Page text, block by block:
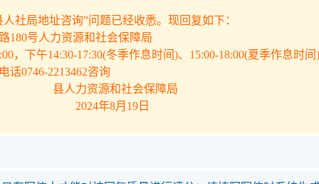
局地址咨询”问题已经收悉。现回复如下：
号人力资源和社会保障局
下午14:30-17:30(冬季作息时间)、15:00-18:00(夏季作息时
0746-2213462咨询
和社会保障局
月19日